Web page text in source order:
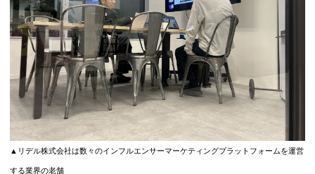
▲リデル株式会社は数々のインフルエンサーマーケティングプラットフォームを運営
する業界の老舗